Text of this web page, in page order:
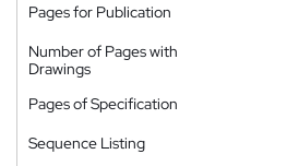
Pages for Publication
Number of Pages with
Drawings
Pages of Specification
Sequence Listing